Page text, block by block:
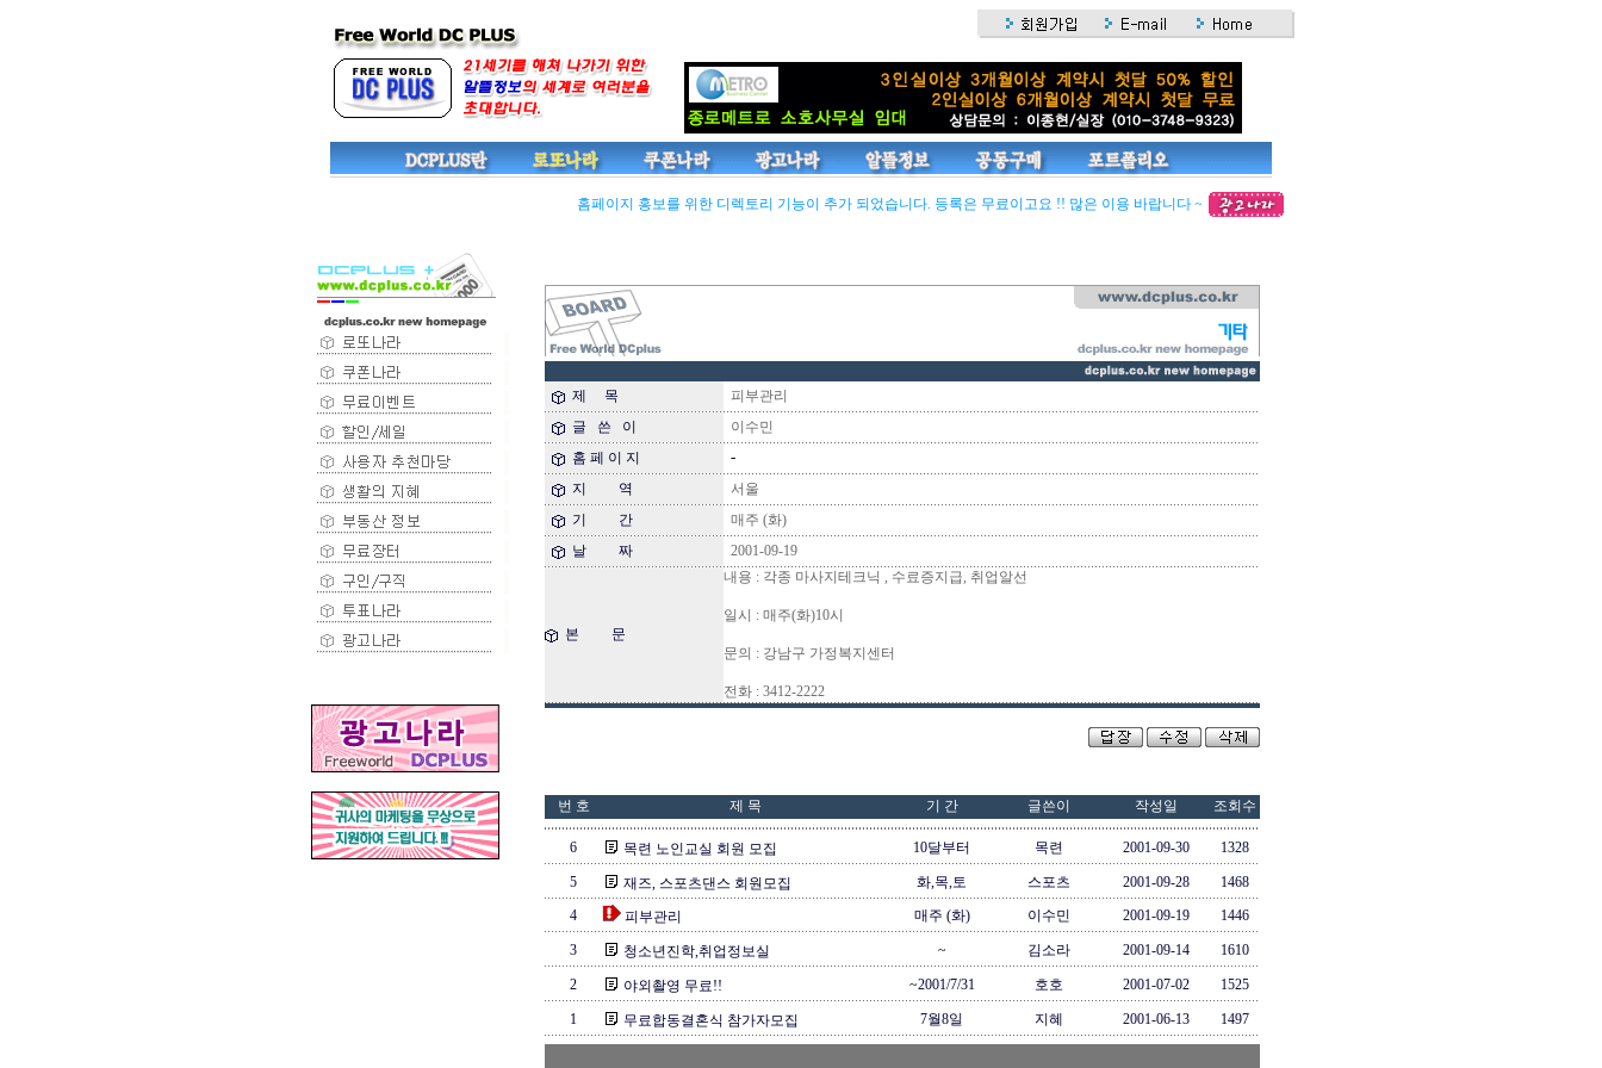
홈페이지 홍보를 위한 디렉토리 기능이 추가 되었습니다. 등록은 무료이고요 !! 많은 이용 바랍니다 ~~
제 목
피부관리
글 쓴 이
이수민
홈 페 이 지
-
지 역
서울
기 간
매주 (화)
날 짜
2001-09-19
본 문
내용 : 각종 마사지테크닉 , 수료증지급, 취업알선
일시 : 매주(화)10시
문의 : 강남구 가정복지센터
전화 : 3412-2222
번 호 제 목 기 간 글쓴이 작성일 조회수
6 목련 노인교실 회원 모집 10달부터 목련 2001-09-30 1328
5 재즈, 스포츠댄스 회원모집 화,목,토 스포츠 2001-09-28
1468
4
피부관리 매주 (화) 이수민 2001-09-19 1446
3 청소년진학,취업정보실 ~ 김소라 2001-09-14 1610
2 야외촬영 무료!! ~2001/7/31 호호 2001-07-02 1525
1 무료합동결혼식 참가자모집 7월8일 지혜 2001-06-13 1497